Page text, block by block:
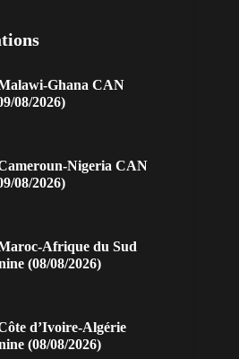
Ghana CAN
08/2026)
Nigeria CAN
08/2026)
Afrique du Sud
(08/08/2026)
d’Ivoire-Algérie
(08/08/2026)